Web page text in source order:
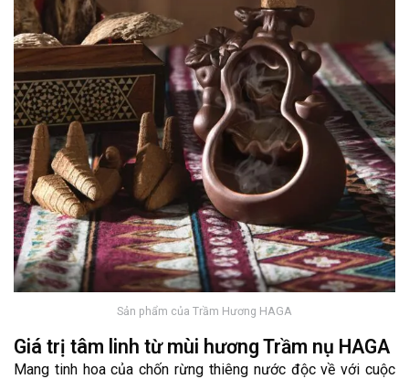
Sản phẩm của Trầm Hương HAGA
Giá trị tâm linh từ mùi hương Trầm nụ HAGA
Mang tinh hoa của chốn rừng thiêng nước độc về với cuộc